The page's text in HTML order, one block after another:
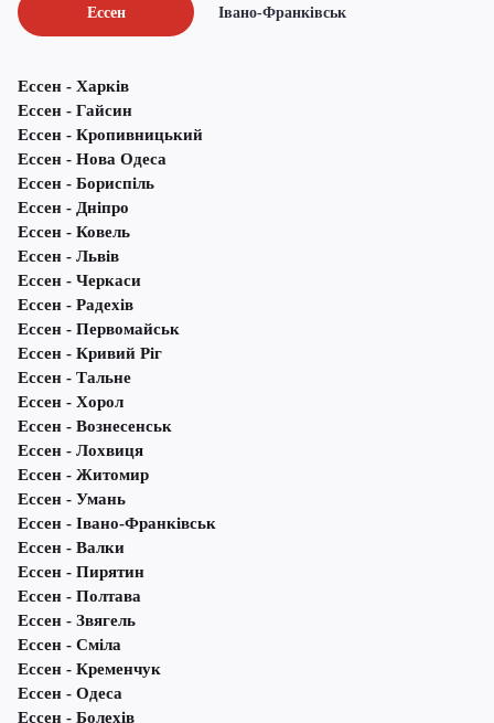
Ессен Івано-Франківськ
Ессен - Харків
Ессен - Гайсин
Ессен - Кропивницький
Ессен - Нова Одеса
Ессен - Бориспіль
Ессен - Дніпро
Ессен - Ковель
Ессен - Львів
Ессен - Черкаси
Ессен - Радехів
Ессен - Первомайськ
Ессен - Кривий Ріг
Ессен - Тальне
Ессен - Хорол
Ессен - Вознесенськ
Ессен - Лохвиця
Ессен - Житомир
Ессен - Умань
Ессен - Івано-Франківськ
Ессен - Валки
Ессен - Пирятин
Ессен - Полтава
Ессен - Звягель
Ессен - Сміла
Ессен - Кременчук
Ессен - Одеса
Ессен - Болехів